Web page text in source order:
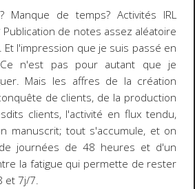
Manque de temps? Activités IRL
de notes assez aléatoire
l'impression que je suis passé en
Ce n'est pas pour autant que je
Mais les affres de la création
de clients, de la production
clients, l'activité en flux tendu,
manuscrit; tout s'accumule, et on
journées de 48 heures et d'un
la fatigue qui permette de rester
et 7j/7.